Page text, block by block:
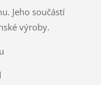
Jeho součástí
výroby.